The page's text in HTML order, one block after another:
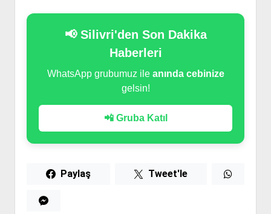
📢 Silivri'den Son Dakika
Haberleri
WhatsApp grubumuz ile anında cebinize
gelsin!
📲 Gruba Katıl
Paylaş Tweet'le